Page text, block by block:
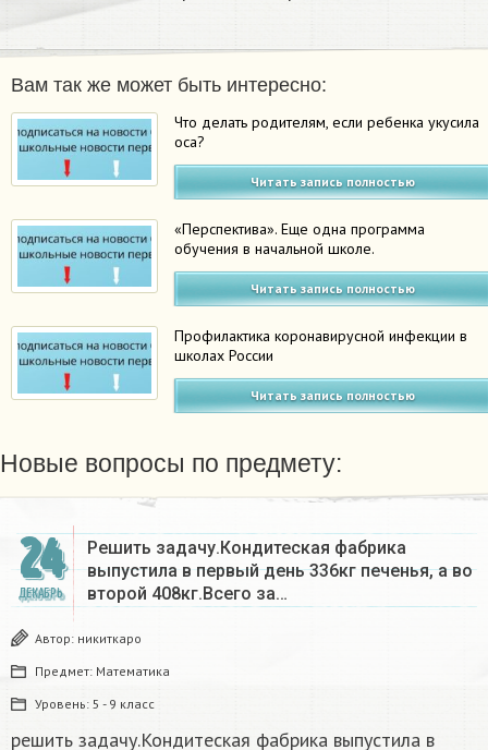
Вам так же может быть интересно:
Что делать родителям, если ребенка укусила
оса?
Читать запись полностью
«Перспектива». Еще одна программа
обучения в начальной школе.
Читать запись полностью
Профилактика коронавирусной инфекции в
школах России
Читать запись полностью
Новые вопросы по предмету:
24
ДЕКАБРЬ
Решить задачу.Кондитеская фабрика
выпустила в первый день 336кг печенья, а во
второй 408кг.Всего за…
Автор: никиткаро
Предмет: Математика
Уровень: 5 - 9 класс
решить задачу.Кондитеская фабрика выпустила в